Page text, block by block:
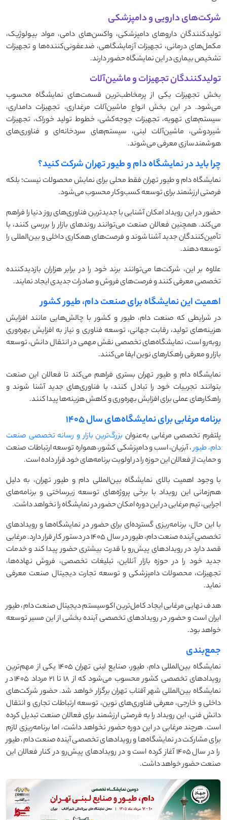
شرکت‌های دارویی و دامپزشکی
تولیدکنندگان داروهای دامپزشکی، واکسن‌های دامی، مواد بیولوژیک،
مکمل‌های درمانی، تجهیزات آزمایشگاهی، ضدعفونی‌کننده‌ها و تجهیزات
تشخیص بیماری در این نمایشگاه حضور دارند.
تولیدکنندگان تجهیزات و ماشین‌آلات
بخش تجهیزات یکی از پرمخاطب‌ترین قسمت‌های نمایشگاه محسوب
می‌شود. در این بخش انواع ماشین‌آلات مرغداری، تجهیزات دامداری،
سیستم‌های تهویه، تجهیزات جوجه‌کشی، خطوط تولید خوراک، تجهیزات
شیردوشی، ماشین‌آلات لبنی، سیستم‌های سردخانه‌ای و فناوری‌های
هوشمندسازی معرفی می‌شوند.
چرا باید در نمایشگاه دام و طیور تهران شرکت کنید؟
نمایشگاه دام و طیور تهران فقط محلی برای نمایش محصولات نیست؛ بلکه
فرصتی ارزشمند برای توسعه کسب‌وکار محسوب می‌شود.
حضور در این رویداد امکان آشنایی با جدیدترین فناوری‌های روز دنیا را فراهم
می‌کند. همچنین فعالان صنعت می‌توانند روندهای بازار را بررسی کنند، با
تأمین‌کنندگان جدید آشنا شوند و فرصت‌های همکاری داخلی و بین‌المللی را
توسعه دهند.
علاوه بر این، شرکت‌ها می‌توانند برند خود را در برابر هزاران بازدیدکننده
تخصصی معرفی کنند و فرصت‌های فروش و صادرات جدیدی ایجاد نمایند.
اهمیت این نمایشگاه برای صنعت دام، طیور کشور
در شرایطی که صنعت دام، طیور و کشور با چالش‌هایی مانند افزایش
هزینه‌های تولید، رقابت جهانی، توسعه فناوری و نیاز به افزایش بهره‌وری
روبه‌رو است، نمایشگاه‌های تخصصی نقش مهمی در انتقال دانش، توسعه
بازار و معرفی راهکارهای نوین ایفا می‌کنند.
نمایشگاه دام و طیور تهران بستری فراهم می‌کند تا فعالان این صنعت
بتوانند تجربیات خود را تبادل کنند، با فناوری‌های جدید آشنا شوند و
راهکارهای عملی برای افزایش بهره‌وری و کاهش هزینه‌ها پیدا کنند.
برنامه مرغابی برای نمایشگاه‌های سال ۱۴۰۵
پلتفرم تخصصی مرغابی به‌عنوان بزرگ‌ترین بازار و رسانه تخصصی صنعت
دام، طیور، آبزیان، اسب و دامپزشکی کشور، همواره توسعه ارتباطات صنعت
و حمایت از فعالان این حوزه را در اولویت برنامه‌های خود قرار داده است.
با وجود اهمیت بالای نمایشگاه بین‌المللی دام و طیور تهران، به دلیل
هم‌زمانی این رویداد با برخی پروژه‌های توسعه زیرساختی و برنامه‌های
اجرایی، تیم مرغابی در این دوره امکان حضور در نمایشگاه را نخواهد داشت.
با این حال، برنامه‌ریزی گسترده‌ای برای حضور در نمایشگاه‌ها و رویدادهای
تخصصی آینده صنعت دام، طیور در سال ۱۴۰۵ در دستور کار قرار دارد. مرغابی
قصد دارد در رویدادهای پیش‌رو با قدرت بیشتری حضور پیدا کند و خدمات
جدید خود را در حوزه بازار آنلاین، تبلیغات تخصصی، فروش نهاده‌ها،
تجهیزات، محصولات دامپزشکی و توسعه تجارت دیجیتال صنعت معرفی
نماید.
هدف نهایی مرغابی ایجاد کامل‌ترین اکوسیستم دیجیتال صنعت دام، طیور
ایران است و حضور در رویدادهای تخصصی آینده بخشی از این مسیر توسعه
خواهد بود.
جمع‌بندی
نمایشگاه بین‌المللی دام، طیور، صنایع لبنی تهران ۱۴۰۵ یکی از مهم‌ترین
رویدادهای تخصصی کشور محسوب می‌شود که از ۱۸ تا ۲۱ مرداد ۱۴۰۵ در
نمایشگاه بین‌المللی شهر آفتاب تهران برگزار خواهد شد. حضور شرکت‌های
داخلی و خارجی، معرفی فناوری‌های نوین، توسعه ارتباطات تجاری و انتقال
دانش فنی، این رویداد را به فرصتی ارزشمند برای فعالان صنعت تبدیل کرده
است. هرچند مرغابی در این دوره حضور نخواهد داشت، اما برنامه‌ریزی لازم
برای مشارکت در نمایشگاه‌ها و رویدادهای تخصصی آینده صنعت دام، طیور
را در سال ۱۴۰۵ آغاز کرده است و در رویدادهای پیش‌رو در کنار فعالان این
صنعت حضور خواهد داشت.